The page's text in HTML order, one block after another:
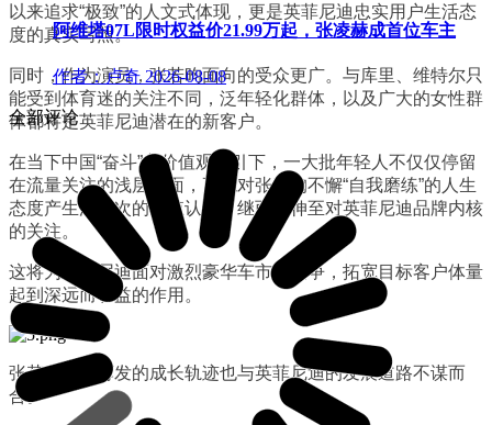
以来追求“极致”的人文式体现，更是英菲尼迪忠实用户生活态
度的真实写照。
同时，作为演员，张若昀面向的受众更广。与库里、维特尔只
能受到体育迷的关注不同，泛年轻化群体，以及广大的女性群
体都将是英菲尼迪潜在的新客户。
在当下中国“奋斗”主价值观指引下，一大批年轻人不仅仅停留
在流量关注的浅层表面，更能对张若昀不懈“自我磨练”的人生
态度产生深层次的价值认同，继而延伸至对英菲尼迪品牌内核
的关注。
这将为英菲尼迪面对激烈豪华车市场竞争，拓宽目标客户体量
起到深远而有益的作用。
张若昀厚积薄发的成长轨迹也与英菲尼迪的发展道路不谋而
合。
阿维塔07L限时权益价21.99万起，张凌赫成首位车主
作者：卢奇 2026-08-08
全部评论